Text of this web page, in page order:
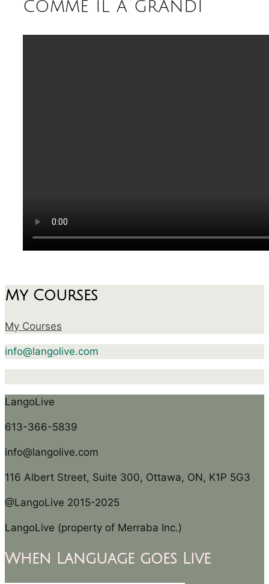
comme il a grandi
My Courses
My Courses
info@langolive.com
LangoLive
613-366-5839
info@langolive.com
116 Albert Street, Suite 300, Ottawa, ON, K1P 5G3
@LangoLive 2015-2025
LangoLive (property of Merraba Inc.)
When Language goes Live